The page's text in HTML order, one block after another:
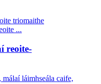
reoite-